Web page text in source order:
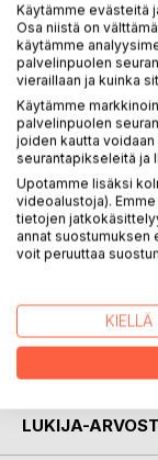
KUVAUS
Runoja ihmisen
kiihkoa ja halua.
Uskoa
Muistoja hetkistä
kokemista.
KIRJAILIJA
LUKIJA-
Käytämme evästeitä
Osa niistä on
käytämme
palvelinpuolen
vieraillaan ja kuinka
Käytämme
palvelinpuolen
joiden kautta
seurantapikseleitä ja
Upotamme lisäksi
videoalustoja).
tietojen
annat suostumuksen
voit peruuttaa
KIELLÄ